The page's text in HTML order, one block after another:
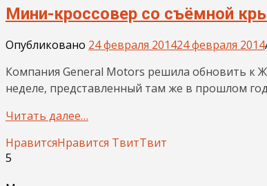
Мини-кроссовер со съёмной
Опубликовано 24 февраля 201424 февраля 2014
Компания General Motors решила обновить к
неделе, представленный там же в прошлом
Читать далее…
НравитсяНравится ТвитТвит
5